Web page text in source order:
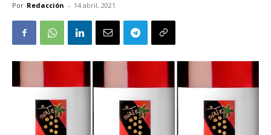
Por Redacción - 14 abril, 2021